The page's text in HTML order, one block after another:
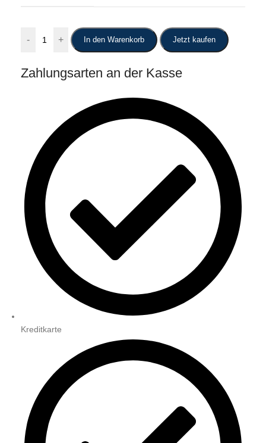
- + In den Warenkorb Jetzt kaufen
Zahlungsarten an der Kasse
Kreditkarte